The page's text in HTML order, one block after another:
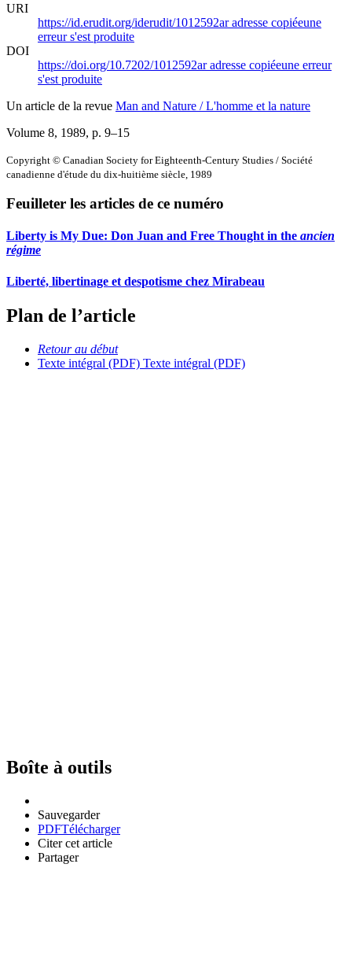
URI
https://id.erudit.org/iderudit/1012592aradresse copiéeune
erreur s'est produite
DOI
https://doi.org/10.7202/1012592aradresse copiéeune erreur
s'est produite
Un article de la revue Man and Nature / L'homme et la nature
Volume 8, 1989, p. 9–15
Copyright © Canadian Society for Eighteenth-Century Studies / Société
canadienne d'étude du dix-huitième siècle, 1989
Feuilleter les articles de ce numéro
Liberty is My Due: Don Juan and Free Thought in the ancien
régime
Liberté, libertinage et despotisme chez Mirabeau
Plan de l’article
Retour au début
Texte intégral (PDF) Texte intégral (PDF)
Boîte à outils
Sauvegarder
PDFTélécharger
Citer cet article
Partager